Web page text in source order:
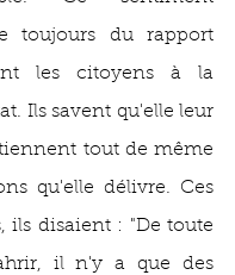
toujours du rapport
les citoyens à la
Ils savent qu'elle leur
tout de même
qu'elle délivre. Ces
ils disaient : "De toute
il n'y a que des